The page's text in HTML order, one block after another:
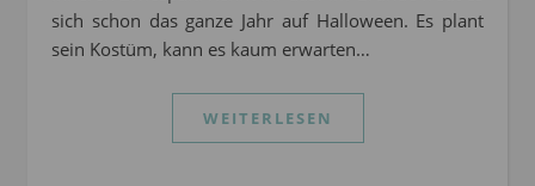
sich schon das ganze Jahr auf Halloween. Es plant
sein Kostüm, kann es kaum erwarten…
WEITERLESEN